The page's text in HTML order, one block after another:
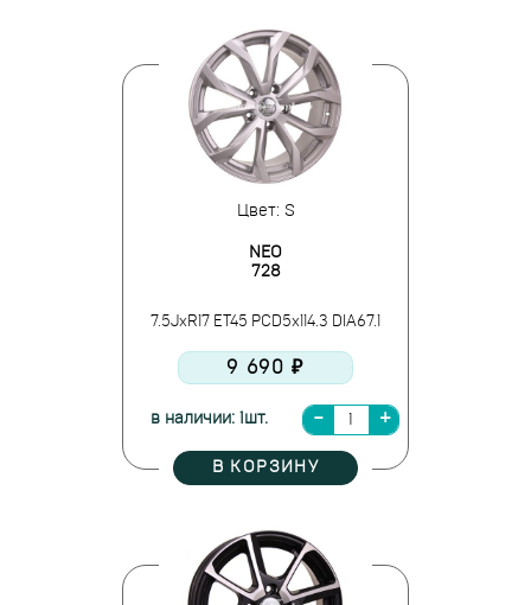
Цвет: S
NEO
728
7.5JxR17 ET45 PCD5x114.3 DIA67.1
9 690 ₽
в наличии: 1шт.
В КОРЗИНУ